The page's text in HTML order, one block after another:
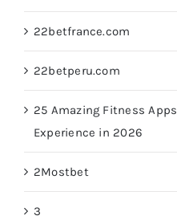
22betfrance.com
22betperu.com
25 Amazing Fitness
Experience in 2026
2Mostbet
3